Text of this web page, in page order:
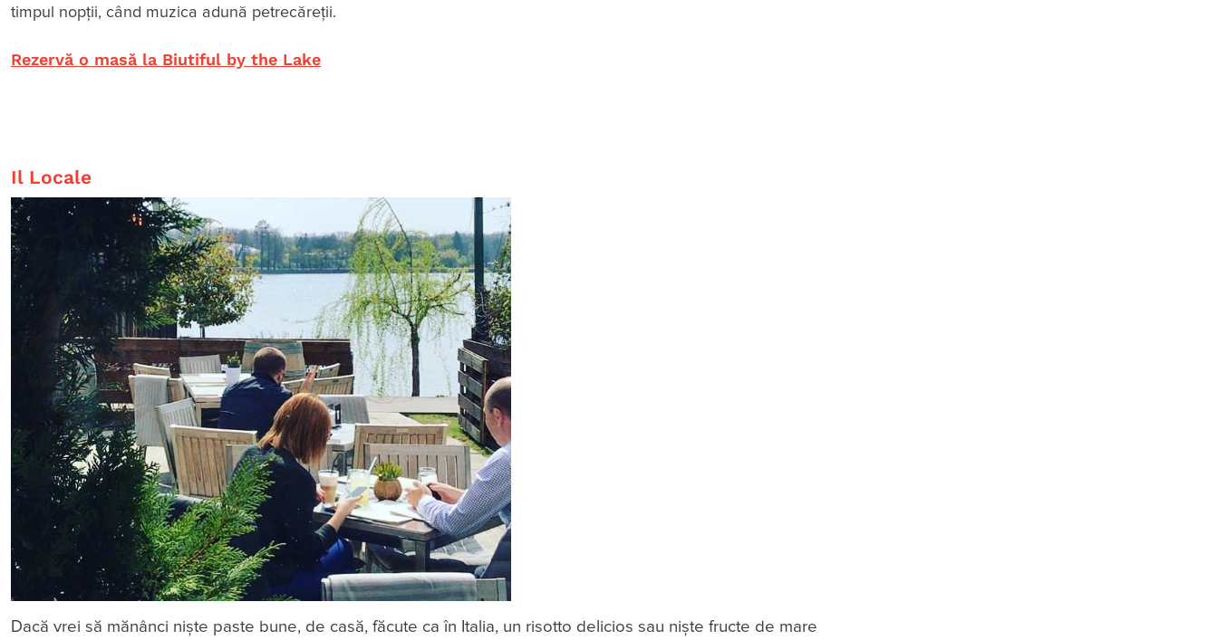
timpul nopții, când muzica adună petrecăreții.
Rezervă o masă la Biutiful by the Lake
Il Locale
Dacă vrei să mănânci niște paste bune, de casă, făcute ca în Italia, un risotto delicios sau niște fructe de mare